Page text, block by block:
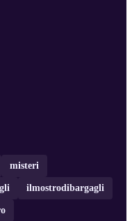
misteri
ilmostrodibargagli